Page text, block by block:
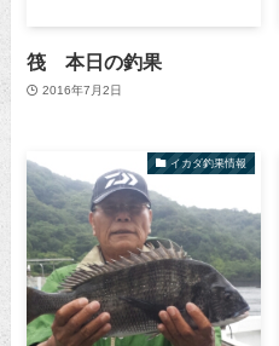
筏 本日の釣果
2016年7月2日
イカダ釣果情報